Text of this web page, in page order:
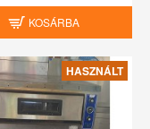
KOSÁRBA
HASZNÁLT